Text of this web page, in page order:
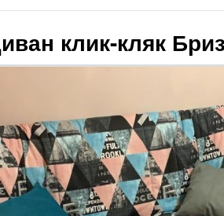
клик-кляк